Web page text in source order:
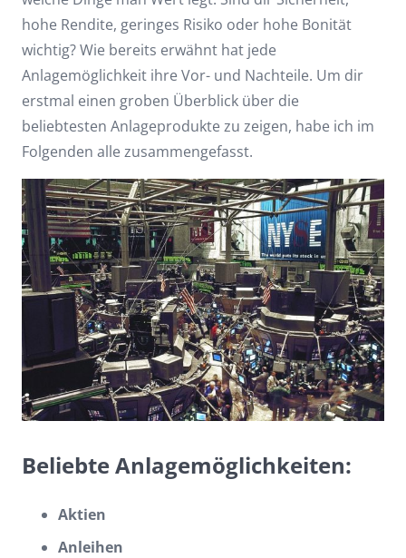
hohe Rendite, geringes Risiko oder hohe Bonität
wichtig? Wie bereits erwähnt hat jede
Anlagemöglichkeit ihre Vor- und Nachteile. Um dir
erstmal einen groben Überblick über die
beliebtesten Anlageprodukte zu zeigen, habe ich im
Folgenden alle zusammengefasst.
Beliebte Anlagemöglichkeiten:
Aktien
Anleihen